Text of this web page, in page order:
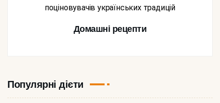
поціновувачів українських традицій
Домашні рецепти
Популярні дієти